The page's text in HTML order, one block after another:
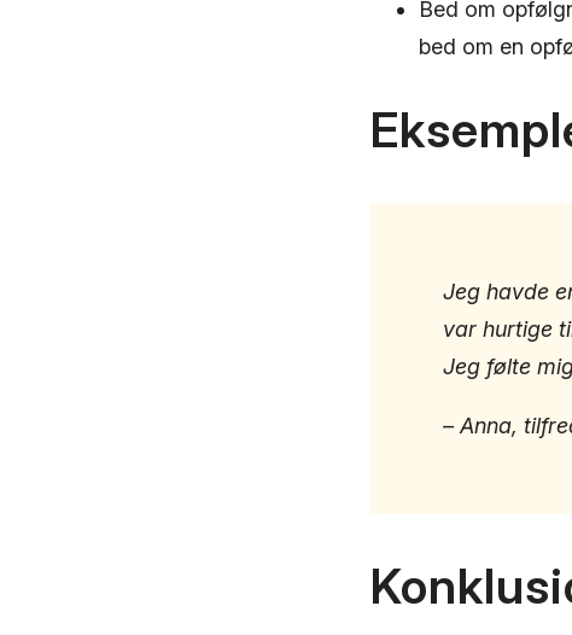
Bed om
bed om en
Jeg havde
var hurtige
Jeg følte
– Anna,